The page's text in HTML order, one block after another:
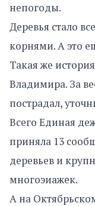
непогоды.
Деревья стало
корнями. А это
Такая же
Владимира. За
пострадал,
Всего Единая
приняла 13
деревьев и
многоэиажек.
А на